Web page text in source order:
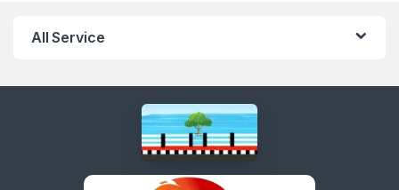
All Service